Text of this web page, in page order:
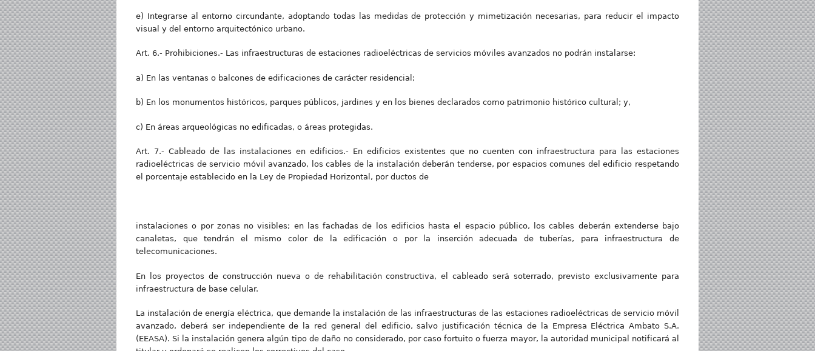
e) Integrarse al entorno circundante, adoptando todas las medidas de protección y mimetización necesarias, para reducir el impacto
visual y del entorno arquitectónico urbano.
Art. 6.- Prohibiciones.- Las infraestructuras de estaciones radioeléctricas de servicios móviles avanzados no podrán instalarse:
a) En las ventanas o balcones de edificaciones de carácter residencial;
b) En los monumentos históricos, parques públicos, jardines y en los bienes declarados como patrimonio histórico cultural; y,
c) En áreas arqueológicas no edificadas, o áreas protegidas.
Art. 7.- Cableado de las instalaciones en edificios.- En edificios existentes que no cuenten con infraestructura para las estaciones
radioeléctricas de servicio móvil avanzado, los cables de la instalación deberán tenderse, por espacios comunes del edificio respetando
el porcentaje establecido en la Ley de Propiedad Horizontal, por ductos de
instalaciones o por zonas no visibles; en las fachadas de los edificios hasta el espacio público, los cables deberán extenderse bajo
canaletas, que tendrán el mismo color de la edificación o por la inserción adecuada de tuberías, para infraestructura de
telecomunicaciones.
En los proyectos de construcción nueva o de rehabilitación constructiva, el cableado será soterrado, previsto exclusivamente para
infraestructura de base celular.
La instalación de energía eléctrica, que demande la instalación de las infraestructuras de las estaciones radioeléctricas de servicio móvil
avanzado, deberá ser independiente de la red general del edificio, salvo justificación técnica de la Empresa Eléctrica Ambato S.A.
(EEASA). Si la instalación genera algún tipo de daño no considerado, por caso fortuito o fuerza mayor, la autoridad municipal notificará al